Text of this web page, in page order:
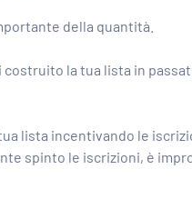
della quantità.
la tua lista in
lista incentivando le
spinto le iscrizioni, è